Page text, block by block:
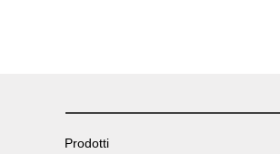
Prodotti